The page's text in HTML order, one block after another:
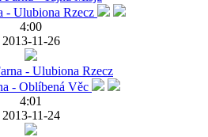
4:00
2013-11-26
- Ulubiona Rzecz
4:01
2013-11-24